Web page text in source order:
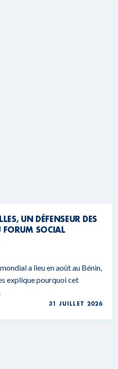
UN DÉFENSEUR DES
FORUM SOCIAL
a lieu en août au Bénin,
explique pourquoi cet
31 JUILLET 2026